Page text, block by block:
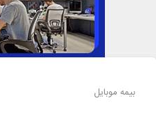
بیمه موبایل